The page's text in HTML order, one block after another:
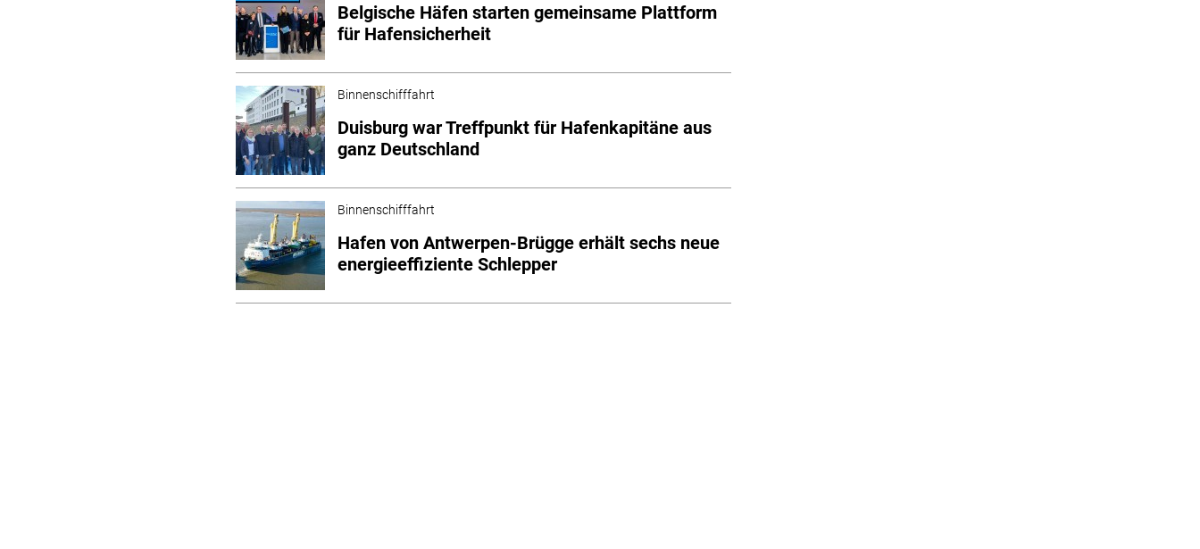
Belgische Häfen starten gemeinsame Plattform
für Hafensicherheit
Binnenschifffahrt
Duisburg war Treffpunkt für Hafenkapitäne aus
ganz Deutschland
Binnenschifffahrt
Hafen von Antwerpen-Brügge erhält sechs neue
energieeffiziente Schlepper